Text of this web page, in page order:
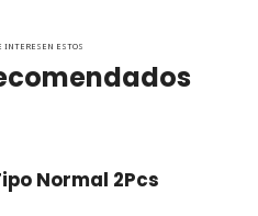
INTERESEN ESTOS
Normal 2Pcs